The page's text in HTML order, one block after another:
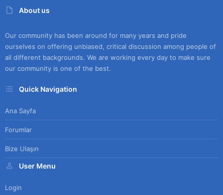
About us
Our community has been around for many years and pride
ourselves on offering unbiased, critical discussion among people of
all different backgrounds. We are working every day to make sure
our community is one of the best.
Quick Navigation
Ana Sayfa
Forumlar
Bize Ulaşın
User Menu
Login